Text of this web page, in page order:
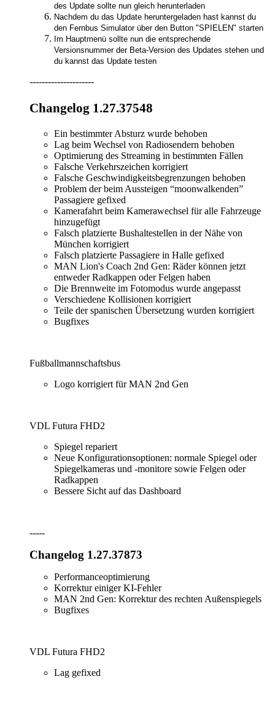
des Update sollte nun gleich herunterladen
Nachdem du das Update heruntergeladen hast kannst du
den Fernbus Simulator über den Button "SPIELEN" starten
Im Hauptmenü sollte nun die entsprechende
Versionsnummer der Beta-Version des Updates stehen und
du kannst das Update testen
---------------------
Changelog 1.27.37548
Ein bestimmter Absturz wurde behoben
Lag beim Wechsel von Radiosendern behoben
Optimierung des Streaming in bestimmten Fällen
Falsche Verkehrszeichen korrigiert
Falsche Geschwindigkeitsbegrenzungen behoben
Problem der beim Aussteigen “moonwalkenden”
Passagiere gefixed
Kamerafahrt beim Kamerawechsel für alle Fahrzeuge
hinzugefügt
Falsch platzierte Bushaltestellen in der Nähe von
München korrigiert
Falsch platzierte Passagiere in Halle gefixed
MAN Lion's Coach 2nd Gen: Räder können jetzt
entweder Radkappen oder Felgen haben
Die Brennweite im Fotomodus wurde angepasst
Verschiedene Kollisionen korrigiert
Teile der spanischen Übersetzung wurden korrigiert
Bugfixes
Fußballmannschaftsbus
Logo korrigiert für MAN 2nd Gen
VDL Futura FHD2
Spiegel repariert
Neue Konfigurationsoptionen: normale Spiegel oder
Spiegelkameras und -monitore sowie Felgen oder
Radkappen
Bessere Sicht auf das Dashboard
-----
Changelog 1.27.37873
Performanceoptimierung
Korrektur einiger KI-Fehler
MAN 2nd Gen: Korrektur des rechten Außenspiegels
Bugfixes
VDL Futura FHD2
Lag gefixed